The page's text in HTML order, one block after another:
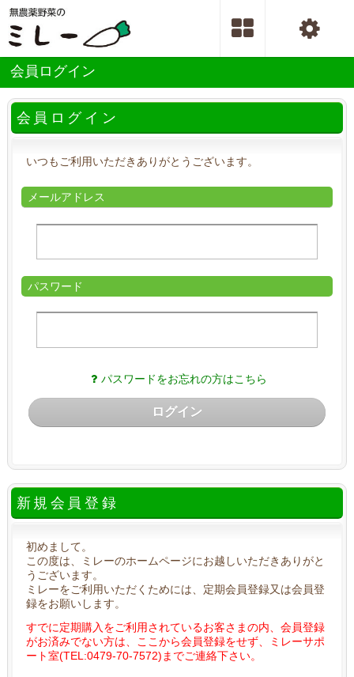
会員ログイン
会員ログイン
いつもご利用いただきありがとうございます。
メールアドレス
パスワード
パスワードをお忘れの方はこちら
ログイン
新規会員登録
初めまして。
この度は、ミレーのホームページにお越しいただきありがと
うございます。
ミレーをご利用いただくためには、定期会員登録又は会員登
録をお願いします。
すでに定期購入をご利用されているお客さまの内、会員登録
がお済みでない方は、ここから会員登録をせず、ミレーサポ
ート室(TEL:0479-70-7572)までご連絡下さい。